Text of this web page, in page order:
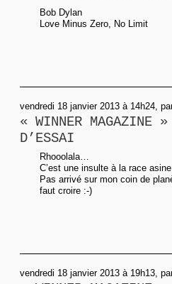
Bob Dylan
Love Minus Zero, No Limit
vendredi 18 janvier 2013 à 14h24,
« WINNER MAGAZINE
D’ESSAI
Rhooolala…
C’est une insulte à la race
Pas arrivé sur mon coin de
faut croire :-)
vendredi 18 janvier 2013 à 19h13,